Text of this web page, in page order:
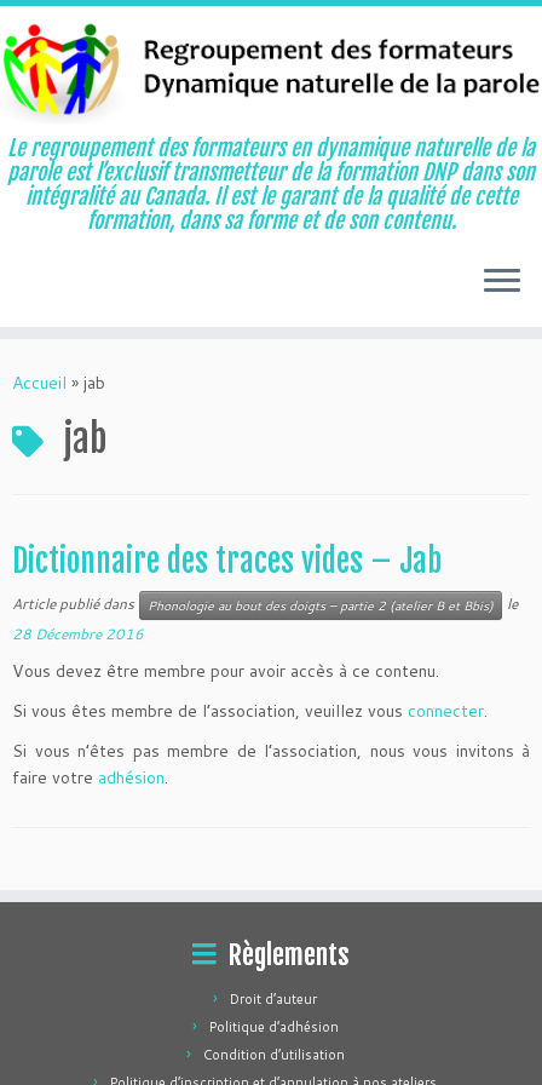
au
Le regroupement des formateurs en dynamique naturelle de la
parole est l’exclusif transmetteur de la formation DNP dans son
intégralité au Canada. Il est le garant de la qualité de cette
formation, dans sa forme et de son contenu.
Accueil » jab
jab
Dictionnaire des traces vides – Jab
Article publié dans Phonologie au bout des doigts – partie 2 (atelier B et Bbis)
le
28 Décembre 2016
Vous devez être membre pour avoir accès à ce contenu.
Si vous êtes membre de l’association, veuillez vous connecter.
Si vous n’êtes pas membre de l’association, nous vous invitons à
faire votre adhésion.
Règlements
Droit d’auteur
Politique d’adhésion
Condition d’utilisation